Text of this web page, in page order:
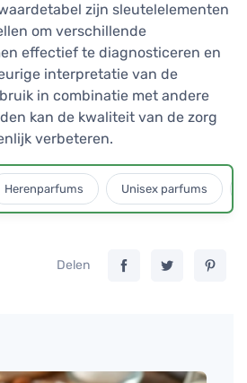
zijn sleutelelementen
om verschillende
effectief te diagnosticeren en
interpretatie van de
in combinatie met andere
kan de kwaliteit van de zorg
verbeteren.
Herenparfums Unisex parfums
Delen